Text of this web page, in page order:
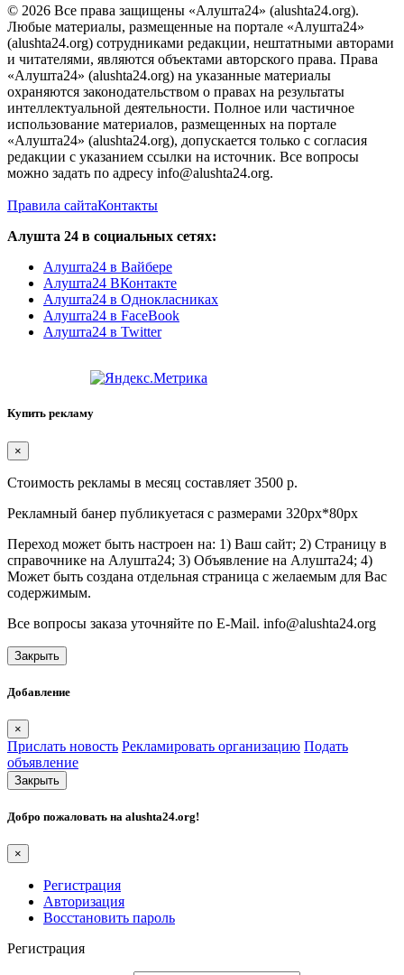
© 2026 Все права защищены «Алушта24» (alushta24.org).
Любые материалы, размещенные на портале «Алушта24»
(alushta24.org) сотрудниками редакции, нештатными авторами
и читателями, являются объектами авторского права. Права
«Алушта24» (alushta24.org) на указанные материалы
охраняются законодательством о правах на результаты
интеллектуальной деятельности. Полное или частичное
использование материалов, размещенных на портале
«Алушта24» (alushta24.org), допускается только с согласия
редакции с указанием ссылки на источник. Все вопросы
можно задать по адресу info@alushta24.org.
Правила сайтаКонтакты
Алушта 24 в социальных сетях:
Алушта24 в Вайбере
Алушта24 ВКонтакте
Алушта24 в Однокласниках
Алушта24 в FaceBook
Алушта24 в Twitter
Купить рекламу
×
Стоимость рекламы в месяц составляет 3500 р.
Рекламный банер публикуетася с размерами 320px*80px
Переход может быть настроен на: 1) Ваш сайт; 2) Страницу в
справочнике на Алушта24; 3) Объявление на Алушта24; 4)
Может быть создана отдельная страница с желаемым для Вас
содержимым.
Все вопросы заказа уточняйте по E-Mail. info@alushta24.org
Закрыть
Добавление
×
Прислать новость Рекламировать организацию Подать
объявление
Закрыть
Добро пожаловать на alushta24.org!
×
Регистрация
Авторизация
Восстановить пароль
Регистрация